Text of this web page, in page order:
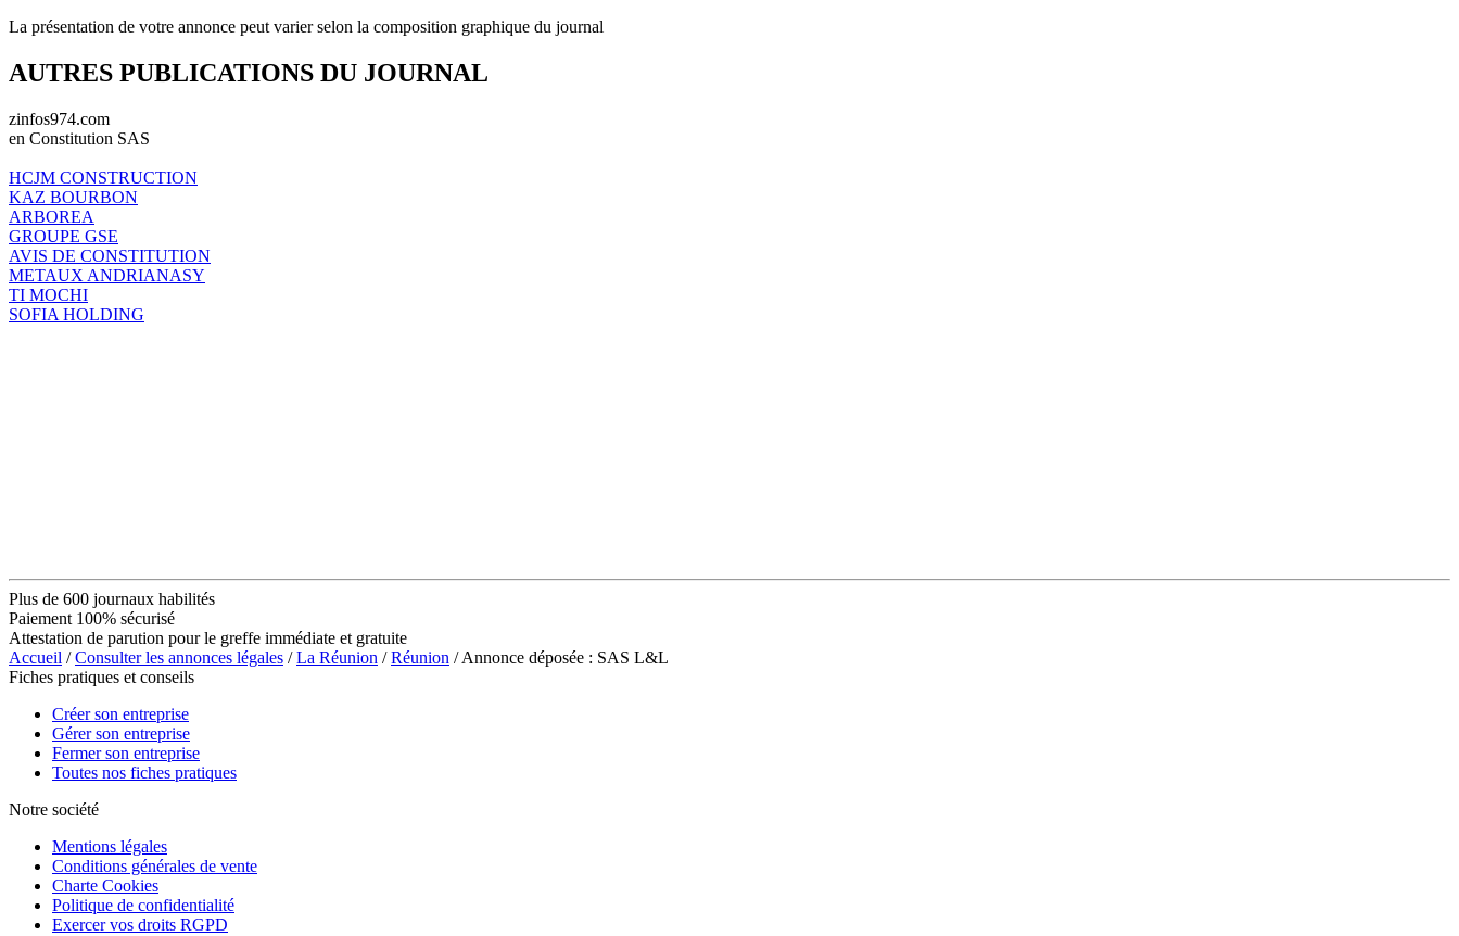
La présentation de votre annonce peut varier selon la composition graphique du journal
AUTRES PUBLICATIONS DU JOURNAL
zinfos974.com
en Constitution SAS
HCJM CONSTRUCTION
KAZ BOURBON
ARBOREA
GROUPE GSE
AVIS DE CONSTITUTION
METAUX ANDRIANASY
TI MOCHI
SOFIA HOLDING
Plus de 600 journaux habilités
Paiement 100% sécurisé
Attestation de parution pour le greffe immédiate et gratuite
Accueil /Consulter les annonces légales /La Réunion /Réunion / Annonce déposée : SAS L&L
Fiches pratiques et conseils
Créer son entreprise
Gérer son entreprise
Fermer son entreprise
Toutes nos fiches pratiques
Notre société
Mentions légales
Conditions générales de vente
Charte Cookies
Politique de confidentialité
Exercer vos droits RGPD